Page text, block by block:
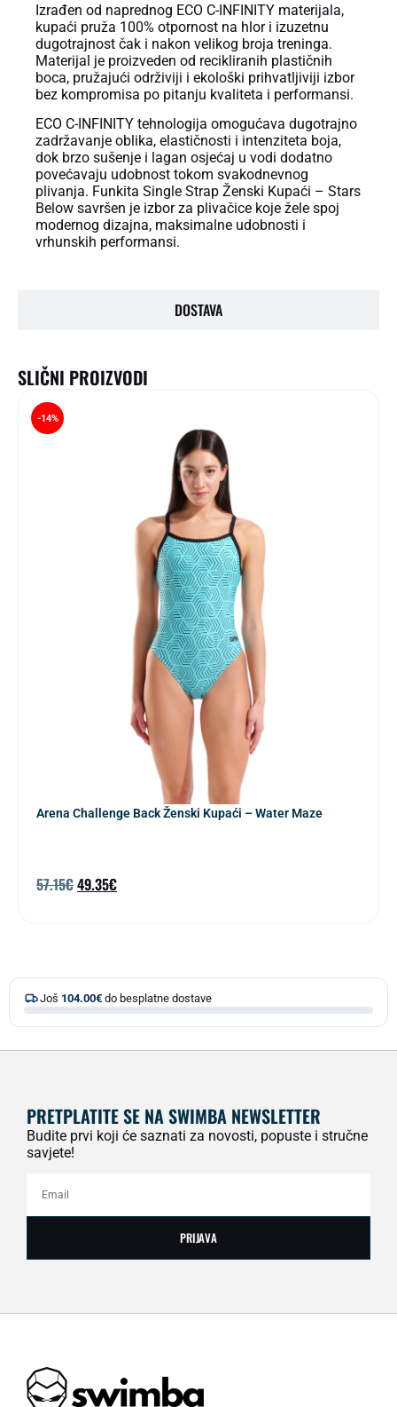
DOSTAVA
Izrađen od naprednog ECO C-INFINITY materijala,
kupaći pruža 100% otpornost na hlor i izuzetnu
dugotrajnost čak i nakon velikog broja treninga.
Materijal je proizveden od recikliranih plastičnih
boca, pružajući održiviji i ekološki prihvatljiviji izbor
bez kompromisa po pitanju kvaliteta i performansi.
ECO C-INFINITY tehnologija omogućava dugotrajno
zadržavanje oblika, elastičnosti i intenziteta boja,
dok brzo sušenje i lagan osjećaj u vodi dodatno
povećavaju udobnost tokom svakodnevnog
plivanja. Funkita Single Strap Ženski Kupaći – Stars
Below savršen je izbor za plivačice koje žele spoj
modernog dizajna, maksimalne udobnosti i
vrhunskih performansi.
SLIČNI PROIZVODI
Arena Challenge Back Ženski Kupaći – Water Maze
-14%
57.15€49.35€
Još 104.00€ do besplatne dostave
PRETPLATITE SE NA SWIMBA NEWSLETTER
Budite prvi koji će saznati za novosti, popuste i stručne
savjete!
PRIJAVA